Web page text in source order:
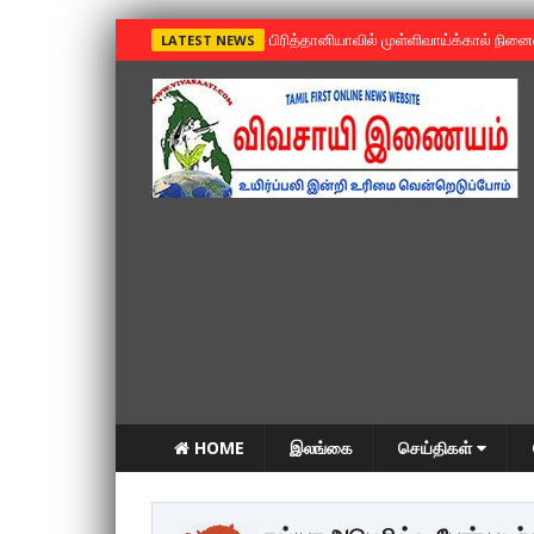
LATEST NEWS »பிரித்தானியாவில் முள்ளிவாய்க்கால்
HOME இலங்கை செய்திகள்